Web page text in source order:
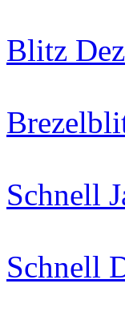
Blitz
Schnell
Schnell